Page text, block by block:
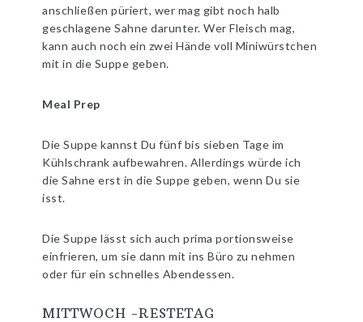
anschließen püriert, wer mag gibt noch halb
geschlagene Sahne darunter. Wer Fleisch mag,
kann auch noch ein zwei Hände voll Miniwürstchen
mit in die Suppe geben.
Meal Prep
Die Suppe kannst Du fünf bis sieben Tage im
Kühlschrank aufbewahren. Allerdings würde ich
die Sahne erst in die Suppe geben, wenn Du sie
isst.
Die Suppe lässt sich auch prima portionsweise
einfrieren, um sie dann mit ins Büro zu nehmen
oder für ein schnelles Abendessen.
MITTWOCH -RESTETAG